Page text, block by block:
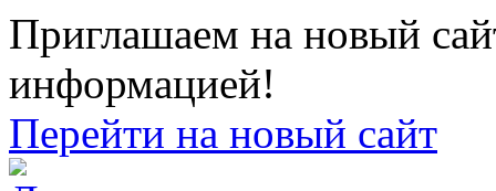
Приглашаем на новый
информацией!
Перейти на новый сайт